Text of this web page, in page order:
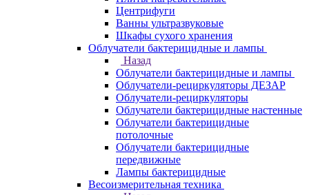
Центрифуги
Ванны ультразвуковые
Шкафы сухого хранения
Облучатели бактерицидные и лампы
Назад
Облучатели бактерицидные и лампы
Облучатели-рециркуляторы ДЕЗАР
Облучатели-рециркуляторы
Облучатели бактерицидные настенные
Облучатели бактерицидные
потолочные
Облучатели бактерицидные
передвижные
Лампы бактерицидные
Весоизмерительная техника